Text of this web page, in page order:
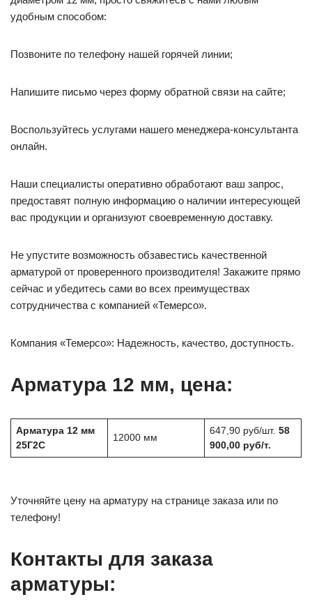
удобным способом:
Позвоните по телефону нашей горячей линии;
Напишите письмо через форму обратной связи на сайте;
Воспользуйтесь услугами нашего менеджера-консультанта
онлайн.
Наши специалисты оперативно обработают ваш запрос,
предоставят полную информацию о наличии интересующей
вас продукции и организуют своевременную доставку.
Не упустите возможность обзавестись качественной
арматурой от проверенного производителя! Закажите прямо
сейчас и убедитесь сами во всех преимуществах
сотрудничества с компанией «Темерсо».
Компания «Темерсо»: Надежность, качество, доступность.
Арматура 12 мм, цена:
Арматура 12 мм
25Г2С
12000 мм
647,90 руб/шт. 58
900,00 руб/т.
Уточняйте цену на арматуру на странице заказа или по
телефону!
Контакты для заказа
арматуры: